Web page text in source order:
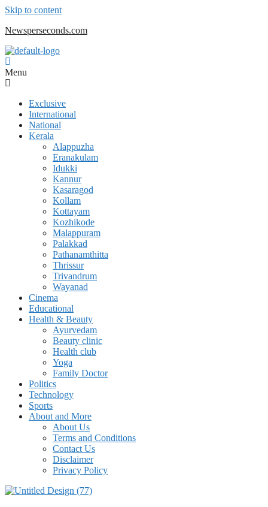
Skip to content
Newsperseconds.com
Menu
Exclusive
International
National
Kerala
Alappuzha
Eranakulam
Idukki
Kannur
Kasaragod
Kollam
Kottayam
Kozhikode
Malappuram
Palakkad
Pathanamthitta
Thrissur
Trivandrum
Wayanad
Cinema
Educational
Health & Beauty
Ayurvedam
Beauty clinic
Health club
Yoga
Family Doctor
Politics
Technology
Sports
About and More
About Us
Terms and Conditions
Contact Us
Disclaimer
Privacy Policy